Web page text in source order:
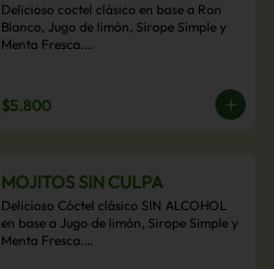
Delicioso coctel clásico en base a Ron
Blanco, Jugo de limón, Sirope Simple y
Menta Fresca.
$5.800
MOJITOS SIN CULPA
Delicioso Cóctel clásico SIN ALCOHOL
en base a Jugo de limón, Sirope Simple y
Menta Fresca.